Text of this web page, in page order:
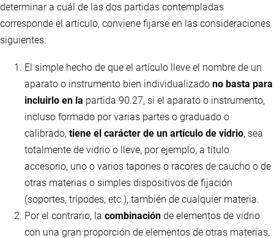
determinar a cuál de las dos partidas contempladas
corresponde el artículo, conviene fijarse en las consideraciones
siguientes:
El simple hecho de que el artículo lleve el nombre de un
aparato o instrumento bien individualizado no basta para
incluirlo en la partida 90.27, si el aparato o instrumento,
incluso formado por varias partes o graduado o
calibrado, tiene el carácter de un artículo de vidrio, sea
totalmente de vidrio o lleve, por ejemplo, a título
accesorio, uno o varios tapones o racores de caucho o de
otras materias o simples dispositivos de fijación
(soportes, trípodes, etc.), también de cualquier materia.
Por el contrario, la combinación de elementos de vidrio
con una gran proporción de elementos de otras materias,